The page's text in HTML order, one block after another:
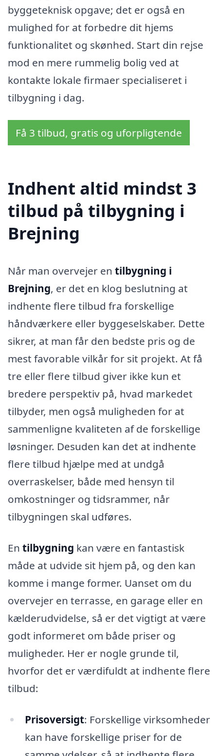
byggeteknisk opgave; det er også en
mulighed for at forbedre dit hjems
funktionalitet og skønhed. Start din rejse
mod en mere rummelig bolig ved at
kontakte lokale firmaer specialiseret i
tilbygning i dag.
Få 3 tilbud, gratis og uforpligtende
Indhent altid mindst 3
tilbud på tilbygning i
Brejning
Når man overvejer en tilbygning i
Brejning, er det en klog beslutning at
indhente flere tilbud fra forskellige
håndværkere eller byggeselskaber. Dette
sikrer, at man får den bedste pris og de
mest favorable vilkår for sit projekt. At få
tre eller flere tilbud giver ikke kun et
bredere perspektiv på, hvad markedet
tilbyder, men også muligheden for at
sammenligne kvaliteten af de forskellige
løsninger. Desuden kan det at indhente
flere tilbud hjælpe med at undgå
overraskelser, både med hensyn til
omkostninger og tidsrammer, når
tilbygningen skal udføres.
En tilbygning kan være en fantastisk
måde at udvide sit hjem på, og den kan
komme i mange former. Uanset om du
overvejer en terrasse, en garage eller en
kælderudvidelse, så er det vigtigt at være
godt informeret om både priser og
muligheder. Her er nogle grunde til,
hvorfor det er værdifuldt at indhente flere
tilbud:
Prisoversigt: Forskellige virksomheder
kan have forskellige priser for de